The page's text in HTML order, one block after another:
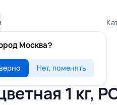
Москва?
Нет, поменять
1 кг,